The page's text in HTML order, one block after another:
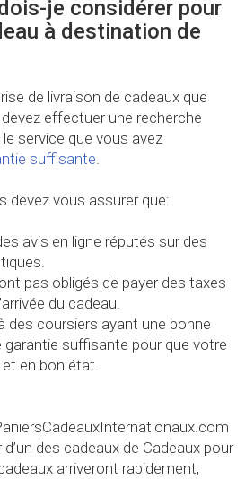
je considérer pour
à destination de
de livraison de cadeaux que
effectuer une recherche
service que vous avez
suffisante.
devez vous assurer que:
avis en ligne réputés sur des
pas obligés de payer des taxes
du cadeau.
des coursiers ayant une bonne
suffisante pour que votre
en bon état.
d’un des cadeaux de Cadeaux pour
arriveront rapidement,